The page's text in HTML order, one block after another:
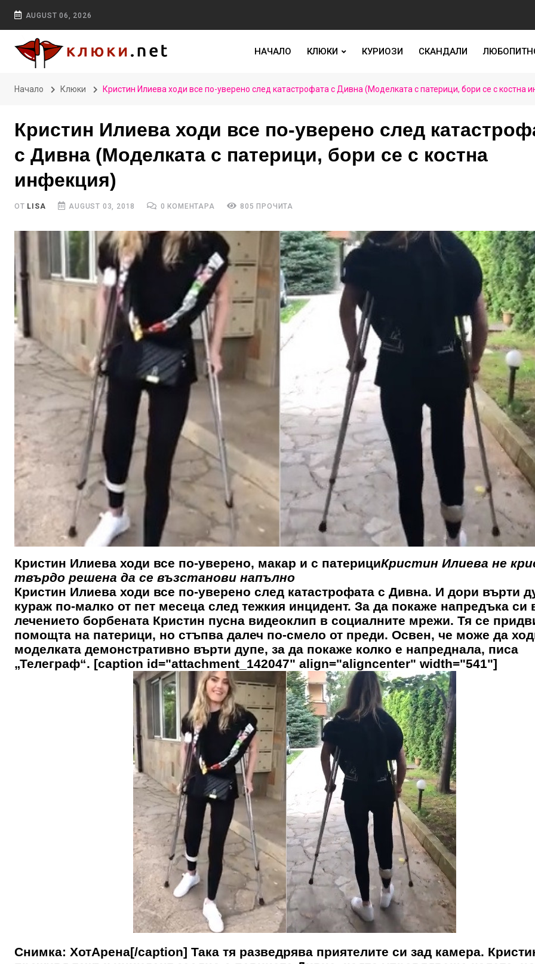
AUGUST 06, 2026
НАЧАЛО КЛЮКИ КУРИОЗИ СКАНДАЛИ
Начало Клюки Кристин Илиева ходи все по-уверено след катастрофата с Дивна (Моделката с патерици, бори се с костна
Кристин Илиева ходи все по-уверено след
с Дивна (Моделката с патерици, бори се с костна
инфекция)
ОТ LISA AUGUST 03, 2018 0 КОМЕНТАРА 805 ПРОЧИТА
Кристин Илиева ходи все по-уверено, макар и с патерициКристин Илиева не
твърдо решена да се възстанови напълно
Кристин Илиева ходи все по-уверено след катастрофата с Дивна. И дори върти
кураж по-малко от пет месеца след тежкия инцидент. За да покаже напредъка си
лечението борбената Кристин пусна видеоклип в социалните мрежи. Тя се
помощта на патерици, но стъпва далеч по-смело от преди. Освен, че може да
моделката демонстративно върти дупе, за да покаже колко е напреднала, писа
„Телеграф“. [caption id="attachment_142047" align="aligncenter" width="541"]
Снимка: ХотАрена[/caption] Така тя разведрява приятелите си зад камера.